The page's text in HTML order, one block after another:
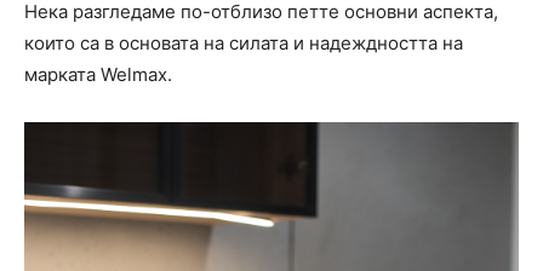
Нека разгледаме по-отблизо петте основни аспекта,
които са в основата на силата и надеждността на
марката Welmax.